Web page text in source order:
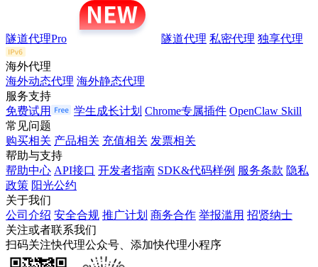
隧道代理Pro 隧道代理 私密代理 独享代理
海外代理
海外动态代理 海外静态代理
服务支持
免费试用
学生成长计划 Chrome专属插件 OpenClaw Skill
常见问题
购买相关 产品相关 充值相关 发票相关
帮助与支持
帮助中心 API接口 开发者指南 SDK&代码样例 服务条款 隐私
政策 阳光公约
关于我们
公司介绍 安全合规 推广计划 商务合作 举报滥用 招贤纳士
关注或者联系我们
扫码关注快代理公众号、添加快代理小程序